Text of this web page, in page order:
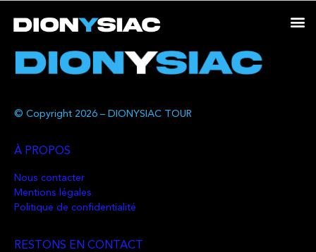
© Copyright 2026 – DIONYSIAC TOUR
À PROPOS
Nous contacter
Mentions légales
Politique de confidentialité
RESTONS EN CONTACT